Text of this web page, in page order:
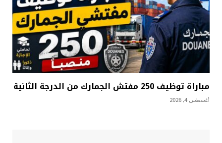
مباراة توظيف 250 مفتش الجمارك من الدرجة الثانية
أغسطس 4, 2026